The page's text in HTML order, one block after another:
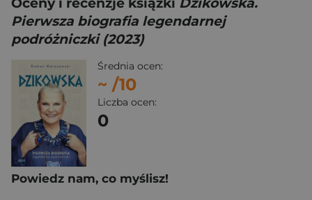
Pierwsza biografia legendarnej
podróżniczki (2023)
Średnia ocen:
~ /10
Liczba ocen:
0
Powiedz nam, co myślisz!